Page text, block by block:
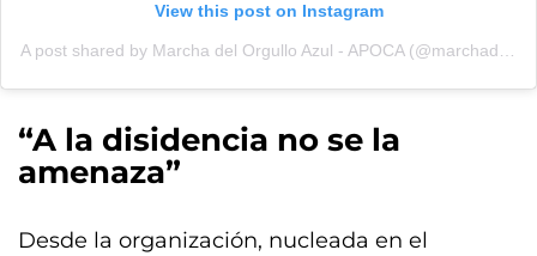
View this post on Instagram
“A la disidencia no se la
amenaza”
Desde la organización, nucleada en el